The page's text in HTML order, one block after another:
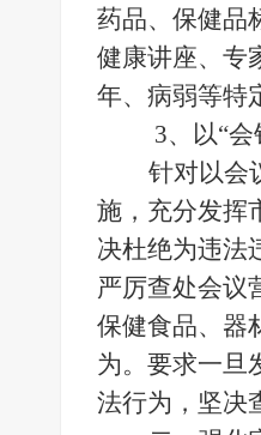
药品、保健品
健康讲座、专
年、病弱等特
3、以“
针对以会
施，充分发挥
决杜绝为违法
严厉查处会议
保健食品、器
为。要求一旦
法行为，坚决